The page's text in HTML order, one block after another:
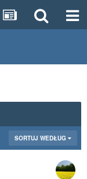
SORTUJ WEDŁUG